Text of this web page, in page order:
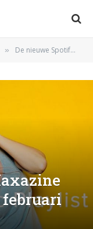
» De nieuwe Spotify Maxazine Music Playlist van 7 februari 2020